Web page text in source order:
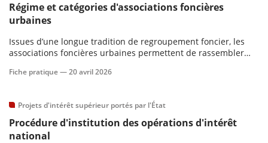
Régime et catégories d'associations foncières
urbaines
Issues d’une longue tradition de regroupement foncier, les
associations foncières urbaines permettent de rassembler
ou de restructuration urbaine.
Fiche pratique —20 avril 2026
Projets d'intérêt supérieur portés par l'État
Procédure d'institution des opérations d'intérêt
national